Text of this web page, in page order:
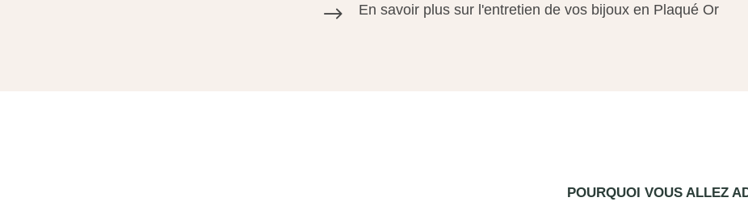
$ En savoir plus sur l'entretien de vos bijoux en Plaqué Or
POURQUOI VOUS ALLEZ